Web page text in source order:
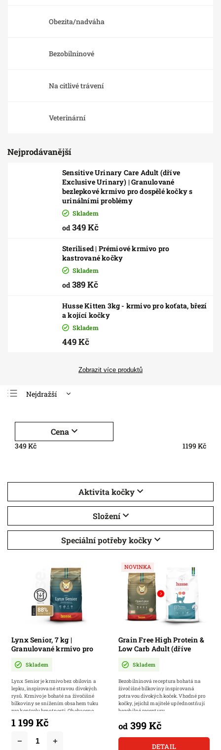
Obezita/nadváha
Bezobilninové
Na citlivé trávení
Veterinární
Nejprodávanější
Sensitive Urinary Care Adult (dříve
Exclusive Urinary) | Granulované
bezlepkové krmivo pro dospělé kočky s
urinálními problémy
Skladem
od349 Kč
Sterilised | Prémiové krmivo pro
kastrované kočky
Skladem
od389 Kč
Husse Kitten 3kg - krmivo pro koťata, březí
a kojící kočky
Skladem
449 Kč
Zobrazit více produktů
Nejdražší
Nejprodávanější
Abecedně
Cena
349Kč 1199Kč
Aktivita kočky
Složení
Speciální potřeby kočky
Lynx Senior, 7 kg |
Granulované krmivo pro
Skladem
1 199 Kč
Lynx Senior je krmivo bez obilovin a
lepku, inspirované stravou divokých
rysů. Krmivo je bohaté na živočišné
bílkoviny se snížením obsahem tuku
pro kontrolu hmotnosti. Obohaceno...
NOVINKA
Grain Free High Protein &
Low Carb Adult (dříve
granulované krmivo pro
Skladem
od 399 Kč
DETAIL
Bezobilninová receptura bohatá na
živočišné bílkoviny inspirovaná
potravou divokých koček. Vhodné pro
kočky, jejichž majitelé upřednostňují
bezobilné receptury.